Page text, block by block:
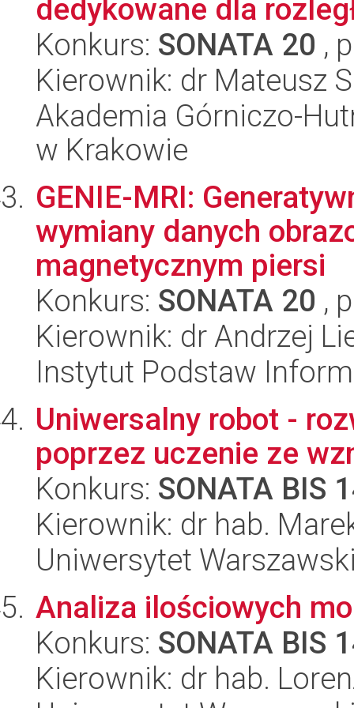
dedykowane dla
Konkurs: SONATA 20 ,
Kierownik: dr Mateusz
Akademia Górniczo-
w Krakowie
GENIE-MRI:
wymiany danych
magnetycznym piersi
Konkurs: SONATA 20 ,
Kierownik: dr Andrzej
Instytut Podstaw
Uniwersalny robot -
poprzez uczenie ze
Konkurs: SONATA BIS
Kierownik: dr hab.
Uniwersytet
Analiza ilościowych
Konkurs: SONATA BIS
Kierownik: dr hab.